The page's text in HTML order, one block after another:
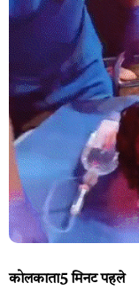
कोलकाता5 मिनट पहले